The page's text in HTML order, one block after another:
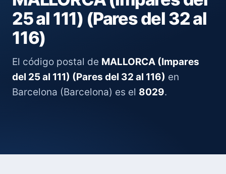
25 al 111) (Pares del 32 al
116)
El código postal de MALLORCA (Impares
del 25 al 111) (Pares del 32 al 116) en
Barcelona (Barcelona) es el 8029.